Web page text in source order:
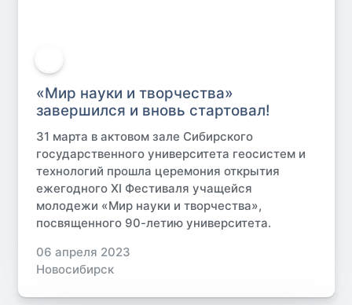
«Мир науки и творчества»
завершился и вновь стартовал!
31 марта в актовом зале Сибирского
государственного университета геосистем и
технологий прошла церемония открытия
ежегодного XI Фестиваля учащейся
молодежи «Мир науки и творчества»,
посвященного 90-летию университета.
06 апреля 2023
Новосибирск